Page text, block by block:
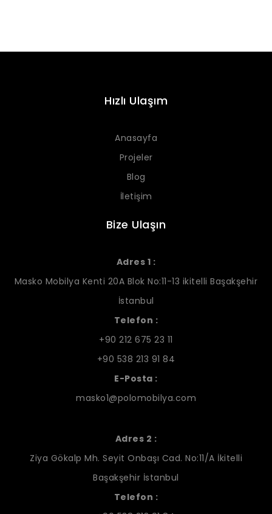
Hızlı Ulaşım
Anasayfa
Projeler
Blog
İletişim
Bize Ulaşın
Adres 1 :
Masko Mobilya Kenti 20A Blok No:11-13 ikitelli Başakşehir
İstanbul
Telefon :
+90 212 675 23 11
+90 538 213 91 84
E-Posta :
masko1@polomobilya.com
Adres 2 :
Ziya Gökalp Mh. Seyit Onbaşı Cad. No:11/A İkitelli
Başakşehir İstanbul
Telefon :